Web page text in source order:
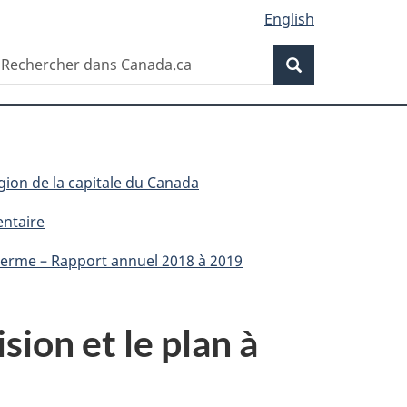
English
Recherche
de la capitale du Canada
– Rapport annuel 2018 à 2019
et le plan à